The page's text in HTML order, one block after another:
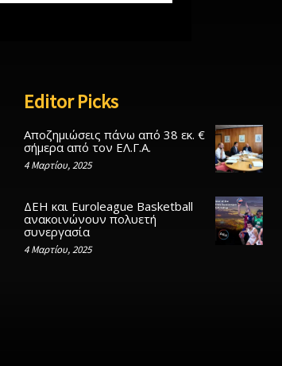
Editor Picks
Αποζημιώσεις πάνω από 38 εκ. €
σήμερα από τον ΕΛ.Γ.Α.
4 Μαρτίου, 2025
ΔΕΗ και Euroleague Basketball
ανακοινώνουν πολυετή
συνεργασία
4 Μαρτίου, 2025